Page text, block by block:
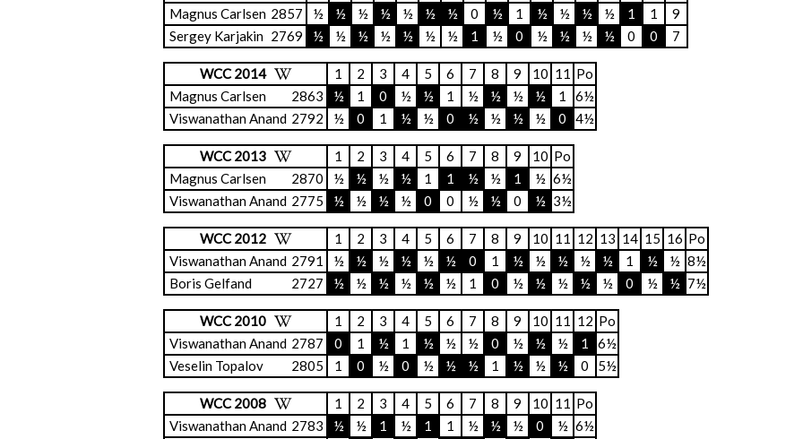
Magnus Carlsen 2857 ½ ½ ½ ½ ½ ½ ½ 0 ½ 1 ½ ½ ½ ½ 1 1
9
Sergey Karjakin 2769 ½ ½ ½ ½ ½ ½ ½ 1 ½ 0 ½ ½ ½ ½ 0 0 7
WCC 2014 1 2 3 4 5 6 7 8 9 10 11 Po
Magnus Carlsen
2863 ½ 1 0 ½ ½ 1 ½ ½ ½ ½ 1
6½
Viswanathan Anand 2792 ½ 0 1 ½ ½ 0 ½ ½ ½ ½ 0 4½
WCC 2013 1 2 3 4 5 6 7 8 9 10 Po
Magnus Carlsen
2870 ½ ½ ½ ½ 1 1 ½ ½ 1 ½ 6½
Viswanathan Anand 2775 ½ ½ ½ ½ 0 0 ½ ½ 0 ½ 3½
WCC 2012 1 2 3 4 5 6 7 8 9 10 11 12 13 14 15 16 Po
Viswanathan Anand 2791 ½ ½ ½ ½ ½ ½ 0 1 ½ ½ ½ ½ ½ 1 ½ ½ 8½
Boris Gelfand
2727 ½ ½ ½ ½ ½ ½ 1 0 ½ ½ ½ ½ ½ 0 ½ ½ 7½
WCC 2010 1 2 3 4 5 6 7 8 9 10 11 12 Po
Viswanathan Anand 2787 0 1 ½ 1 ½ ½ ½ 0 ½ ½ ½ 1
6½
Veselin Topalov
2805 1 0 ½ 0 ½ ½ ½ 1 ½ ½ ½ 0 5½
WCC 2008 1 2 3 4 5 6 7 8 9 10 11 Po
Viswanathan Anand 2783 ½ ½ 1 ½ 1 1 ½ ½ ½ 0 ½ 6½